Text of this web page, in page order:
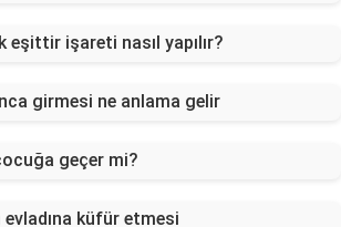
eşittir işareti nasıl yapılır?
girmesi ne anlama gelir
geçer mi?
evladına küfür etmesi